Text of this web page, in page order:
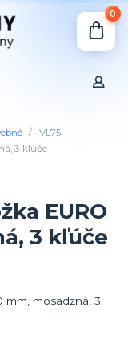
0
VL75
3 kľúče
EURO
3 kľúče